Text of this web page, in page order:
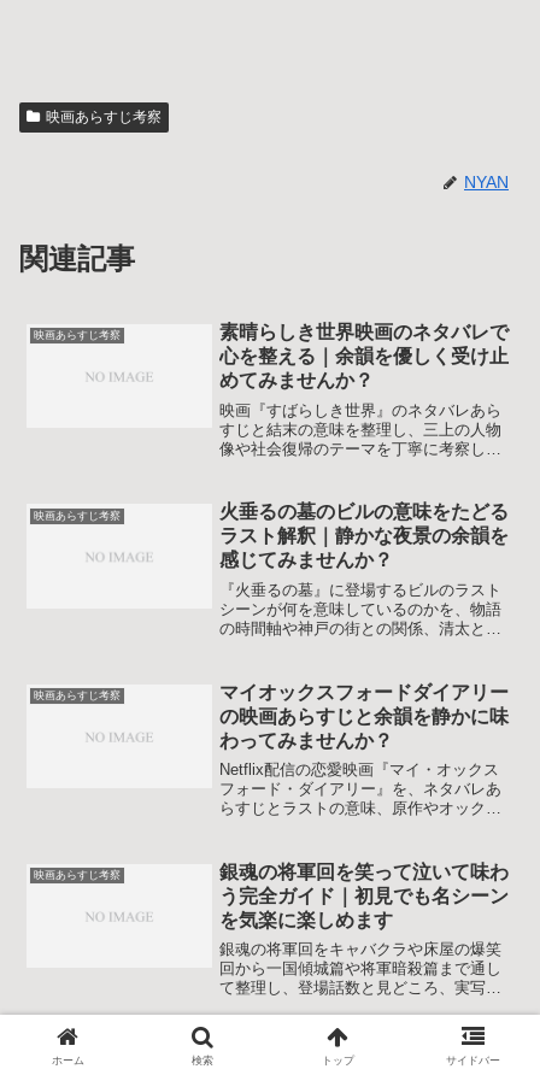
映画あらすじ考察
NYAN
関連記事
映画あらすじ考察
素晴らしき世界映画のネタバレで
心を整える｜余韻を優しく受け止
めてみませんか？
映画『すばらしき世界』のネタバレあら
すじと結末の意味を整理し、三上の人物
像や社会復帰のテーマを丁寧に考察しま
つけやすくなる内容です。重いテーマが
苦手な人でも安心して読めるよう物語の
感情の流れをやわらかく追いかけていき
ます。
映画あらすじ考察
火垂るの墓のビルの意味をたどる
ラスト解釈｜静かな夜景の余韻を
感じてみませんか？
『火垂るの墓』に登場するビルのラスト
シーンが何を意味しているのかを、物語
の時間軸や神戸の街との関係、清太と節
説明できるようになります。火垂るの墓
のビルについてモヤモヤしていた気持ち
を、静かな解説で少し軽くしていきま
す。
映画あらすじ考察
マイオックスフォードダイアリー
の映画あらすじと余韻を静かに味
わってみませんか？
Netflix配信の恋愛映画『マイ・オックス
フォード・ダイアリー』を、ネタバレあ
らすじとラストの意味、原作やオックス
人向けの解説です。恋とキャリアの選択
に悩む主人公への共感ポイントも押さえ
ます。
映画あらすじ考察
銀魂の将軍回を笑って泣いて味わ
う完全ガイド｜初見でも名シーン
を気楽に楽しめます
銀魂の将軍回をキャバクラや床屋の爆笑
回から一国傾城篇や将軍暗殺篇まで通し
て整理し、登場話数と見どころ、実写映
説します。視聴順のコツや心に残るセリ
フも振り返り、初見の人も二度目以降の
鑑賞の人も楽しみ方のヒントを得られま
映画あらすじ考察
アラジンと魔法のランプのあらす
ホーム 検索 トップ サイドバー